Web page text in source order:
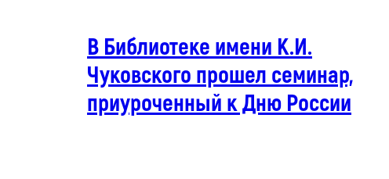
В Библиотеке имени К.И.
Чуковского прошел семинар,
приуроченный к Дню России